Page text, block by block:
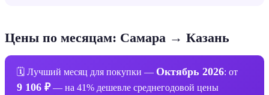
Цены по месяцам: Самара → Казань
🗓 Лучший месяц для покупки — Октябрь 2026: от
9 106 ₽— на 41% дешевле среднегодовой цены